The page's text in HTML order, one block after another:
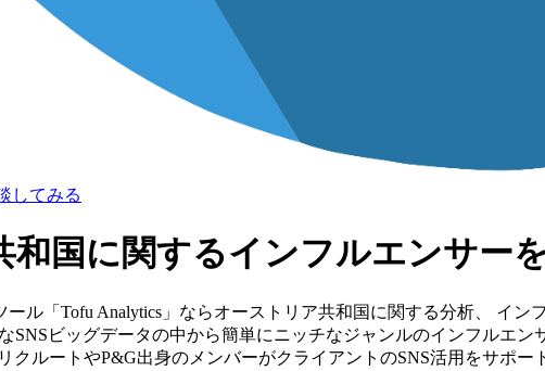
してみる
和国に関するインフルエンサー
ール「Tofu Analytics」ならオーストリア共和国に関する分析、 イ
SNSビッグデータの中から簡単にニッチなジャンルのインフルエ
クルートやP&G出身のメンバーがクライアントのSNS活用をサポー